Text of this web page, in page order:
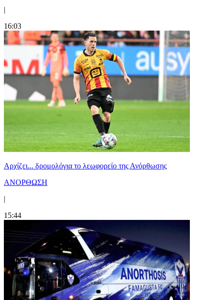
|
16:03
Αρχίζει... δρομολόγια το λεωφορείο της Ανόρθωσης
ΑΝΟΡΘΩΣΗ
|
15:44